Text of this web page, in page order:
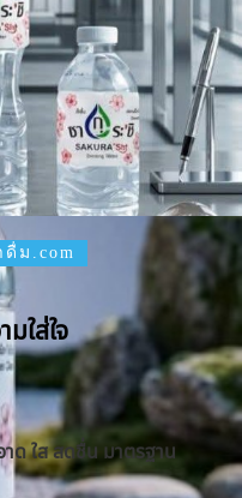
ม.com
ใส่ใจ
าด ใส สดชื่น มาตรฐาน